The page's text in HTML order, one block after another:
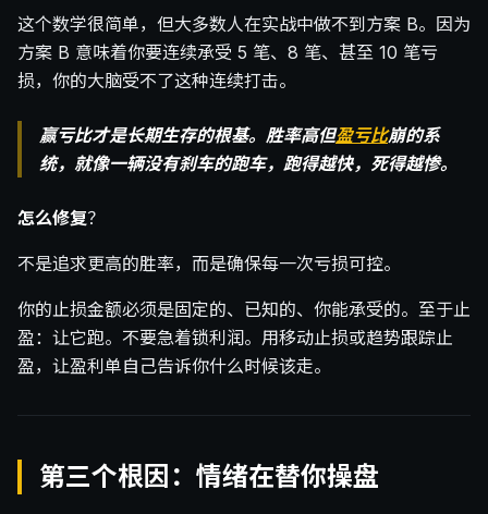
这个数学很简单，但大多数人在实战中做不到方案 B。因为
方案 B 意味着你要连续承受 5 笔、8 笔、甚至 10 笔亏
损，你的大脑受不了这种连续打击。
赢亏比才是长期生存的根基。胜率高但盈亏比崩的系
统，就像一辆没有刹车的跑车，跑得越快，死得越惨。
怎么修复？
不是追求更高的胜率，而是确保每一次亏损可控。
你的止损金额必须是固定的、已知的、你能承受的。至于止
盈：让它跑。不要急着锁利润。用移动止损或趋势跟踪止
盈，让盈利单自己告诉你什么时候该走。
第三个根因：情绪在替你操盘